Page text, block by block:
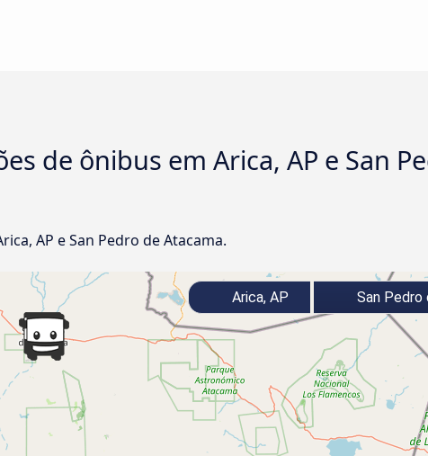
de ônibus em Arica, AP e San
AP e San Pedro de Atacama.
Arica, AP San Pedro